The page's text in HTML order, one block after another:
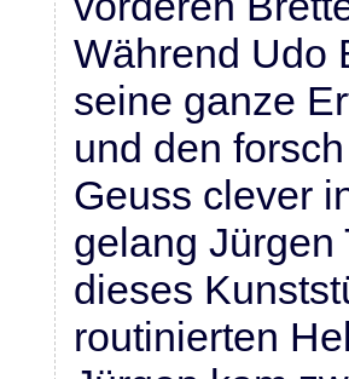
Während Udo
seine ganze
und den
Geuss clever
gelang Jürgen
dieses
routinierten